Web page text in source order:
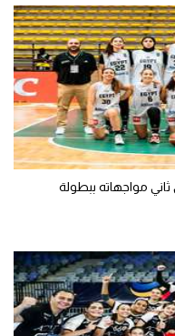
مواجهاته ببطولة